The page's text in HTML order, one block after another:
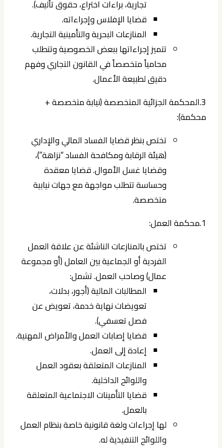
تجارية، براءات اختراع، حقوق تأليف).
قضايا الإفلاس وإجراءاته.
المنازعات البحرية والتأمينية التجارية.
تتميز إجراءاتها ببعض الخصوصية وتتطلب
محامياً متخصصاً في القانون التجاري وفهم
دقيق لطبيعة الأعمال.
3.المحكمة الجزائية المتخصصة (نيابة متخصصة +
محكمة):
تختص بنظر قضايا الفساد المالي والإداري
(هيئة الرقابة ومكافحة الفساد “نزاهة”)،
وقضايا غسل الأموال. قضايا معقدة
وحساسة تتطلب مواجهة مع جهات نيابية
متخصصة.
1.محكمة العمل:
تختص بالمنازعات الناشئة عن علاقة العمل
الفردية أو الجماعية بين العامل (أو مجموعة
عمال) وصاحب العمل. تشمل:
المطالبات المالية (أجور، بدلات،
تعويضات نهاية خدمة، تعويض عن
فصل تعسفي).
قضايا إصابات العمل والأمراض المهنية.
إعادة إلى العمل.
المنازعات المتعلقة بعقود العمل
واللوائح الداخلية.
قضايا التأمينات الاجتماعية المتعلقة
بالعمل.
لها إجراءات ولغة قانونية خاصة بنظام العمل
واللوائح التنفيذية له.